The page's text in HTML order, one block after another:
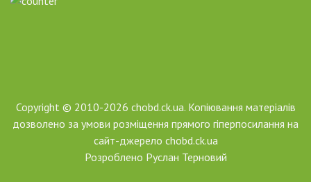
Copyright © 2010-2026 chobd.ck.ua. Копіювання матеріалів
дозволено за умови розміщення прямого гіперпосилання на
сайт-джерело chobd.ck.ua
Розроблено Руслан Терновий